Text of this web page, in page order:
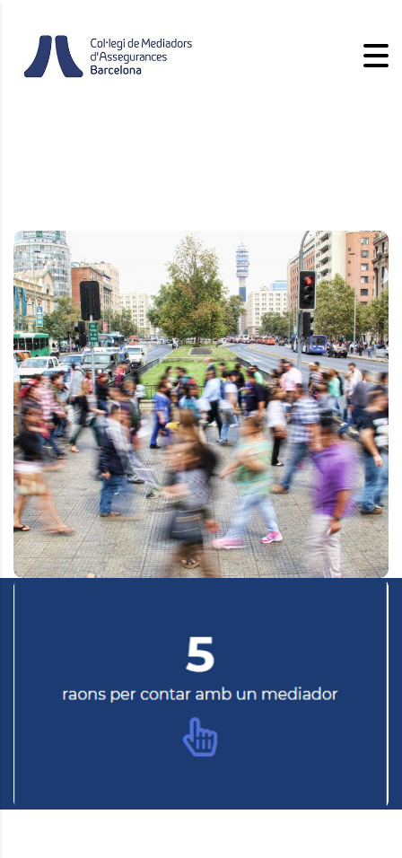
CONSUMIDOR
Els mediadors d’assegurances mantenen una relació
estreta amb els seus clients, als quals assessoren en
aspectes que són essencials en la seva vida i,
especialment, sobre el seu futur. Des del Col·legi
volem contribuir a posar els assegurats en el centre
de les activitats de la mediació d’assegurances. A el
marge d’habilitar mecanismes perquè els usuaris
puguin vehicular les seves queixes i desencontres
amb la mediació, el nostre objectiu és contribuir a la
divulgació de la cultura asseguradora.
1- Som especialistes en assegurances
2- T’oferim un tracte personalitzat
menys
4- No et costarà més diners i estaràs ben assessorat
5- Estem sempre al teu costat quan ens necessites